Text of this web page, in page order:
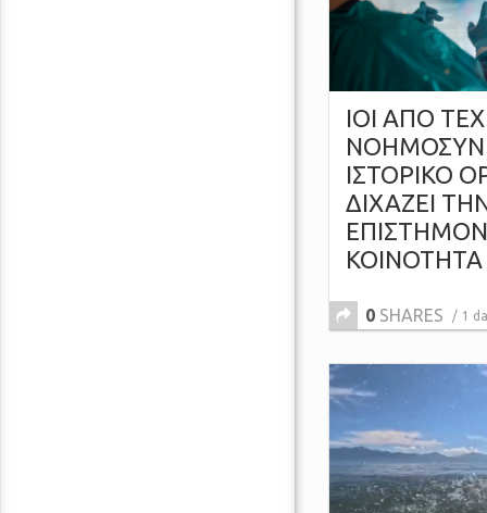
ΙΟΙ ΑΠΟ
ΙΣΤΟΡΙΚΟ
ΔΙΧΑΖΕΙ
ΚΟΙΝΟΤΗΤΑ
0 SHARES 1